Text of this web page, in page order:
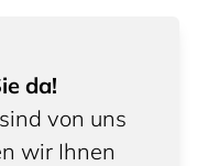
da!
von uns
wir Ihnen